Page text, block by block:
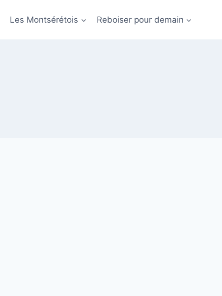
Les Montsérétois Reboiser pour demain